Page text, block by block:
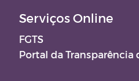
Serviços Online
FGTS
Portal da Transparência